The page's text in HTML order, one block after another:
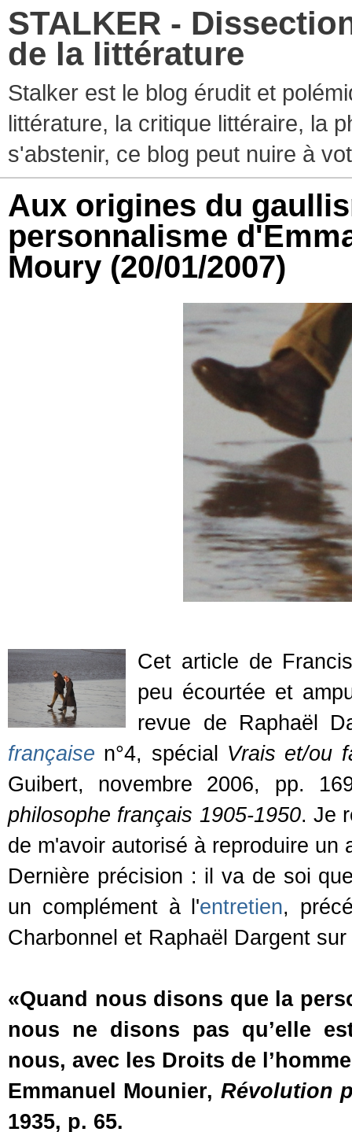
STALKER -
de la littérature
Stalker est le blog érudit et
littérature, la critique littéraire, la
s'abstenir, ce blog peut nuire à
Aux origines du
personnalisme
Moury (20/01/2007)
Cet article de
peu écourtée et
revue de Raphaël
française n°4, spécial Vrais et/ou
Guibert, novembre 2006, pp.
philosophe français 1905-1950. Je
de m'avoir autorisé à reproduire
Dernière précision : il va de soi
un complément à l'entretien,
Charbonnel et Raphaël Dargent
«Quand nous disons que la
nous ne disons pas qu’elle
nous, avec les Droits de
Emmanuel Mounier, Révolution
1935, p. 65.